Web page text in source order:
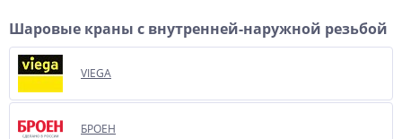
Шаровые краны с внутренней-наружной резьбой
VIEGA
БРОЕН